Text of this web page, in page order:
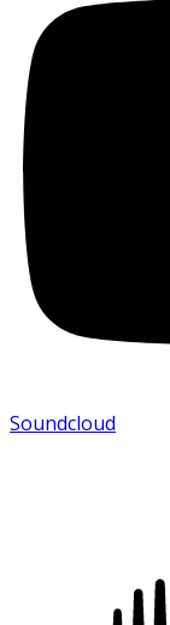
Soundcloud